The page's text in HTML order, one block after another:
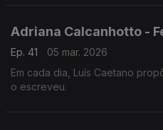
Adriana Calcanhotto -
Ep. 41
05 mar. 2026
Em cada dia, Luís Caetano
o escreveu.